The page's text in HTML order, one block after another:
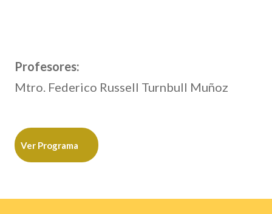
Profesores:
Mtro. Federico Russell Turnbull Muñoz
Ver Programa